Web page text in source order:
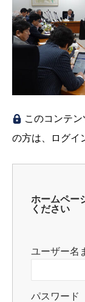
このコンテ
の方は、ログイ
ホームペー
ください
ユーザー名
パスワード